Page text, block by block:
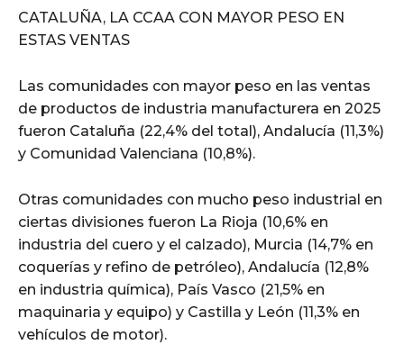
CATALUÑA, LA CCAA CON MAYOR PESO EN
ESTAS VENTAS
Las comunidades con mayor peso en las ventas
de productos de industria manufacturera en 2025
fueron Cataluña (22,4% del total), Andalucía (11,3%)
y Comunidad Valenciana (10,8%).
Otras comunidades con mucho peso industrial en
ciertas divisiones fueron La Rioja (10,6% en
industria del cuero y el calzado), Murcia (14,7% en
coquerías y refino de petróleo), Andalucía (12,8%
en industria química), País Vasco (21,5% en
maquinaria y equipo) y Castilla y León (11,3% en
vehículos de motor).